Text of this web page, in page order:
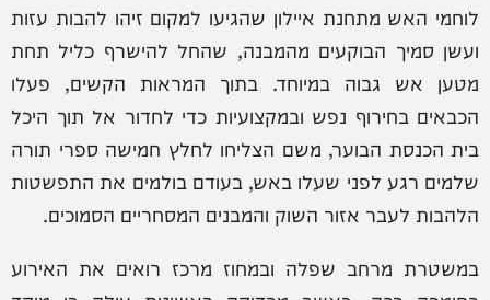
לוחמי האש מתחנת איילון שהגיעו למקום זיהו להבות עזות
ועשן סמיך הבוקעים מהמבנה, שהחל להישרף כליל תחת
מטען אש גבוה במיוחד. בתוך המראות הקשים, פעלו
הכבאים בחירוף נפש ובמקצועיות כדי לחדור אל תוך היכל
בית הכנסת הבוער, משם הצליחו לחלץ חמישה ספרי תורה
שלמים רגע לפני שעלו באש, בעודם בולמים את התפשטות
הלהבות לעבר אזור השוק והמבנים המסחריים הסמוכים.
במשטרת מרחב שפלה ובמחוז מרכז רואים את האירוע